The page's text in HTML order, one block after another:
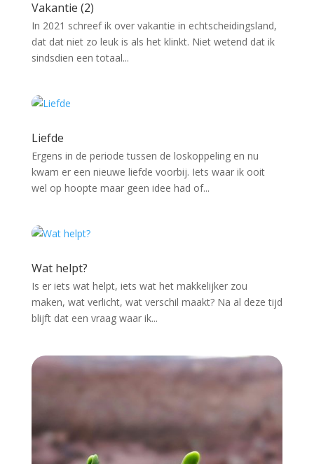
Vakantie (2)
In 2021 schreef ik over vakantie in echtscheidingsland,
dat dat niet zo leuk is als het klinkt. Niet wetend dat ik
sindsdien een totaal...
Liefde
Ergens in de periode tussen de loskoppeling en nu
kwam er een nieuwe liefde voorbij. Iets waar ik ooit
wel op hoopte maar geen idee had of...
Wat helpt?
Is er iets wat helpt, iets wat het makkelijker zou
maken, wat verlicht, wat verschil maakt? Na al deze tijd
blijft dat een vraag waar ik...